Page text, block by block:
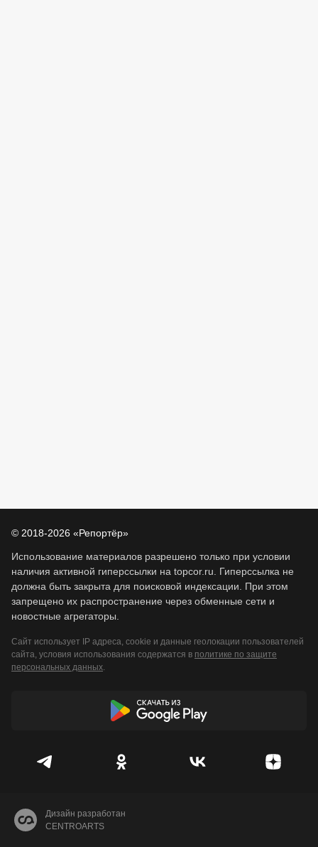
© 2018-2026 «Репортёр»
Использование материалов разрешено только при условии
наличия активной гиперссылки на topcor.ru. Гиперссылка не
должна быть закрыта для поисковой индексации. При этом
запрещено их распространение через обменные сети и
новостные агрегаторы.
Сайт использует IP адреса, cookie и данные геолокации пользователей
сайта, условия использования содержатся в политике по защите
персональных данных.
Дизайн разработан
CENTROARTS